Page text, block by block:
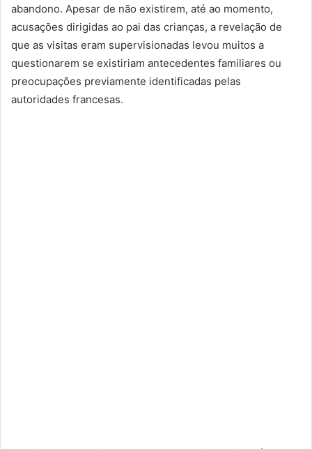
abandono. Apesar de não existirem, até ao momento,
acusações dirigidas ao pai das crianças, a revelação de
que as visitas eram supervisionadas levou muitos a
questionarem se existiriam antecedentes familiares ou
preocupações previamente identificadas pelas
autoridades francesas.